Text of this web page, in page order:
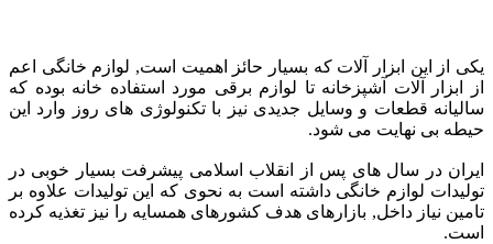
یکی از این ابزار آلات که بسیار حائز اهمیت است, لوازم خانگی اعم
از ابزار آلات آشپزخانه تا لوازم برقی مورد استفاده خانه بوده که
سالیانه قطعات و وسایل جدیدی نیز با تکنولوژی های روز وارد این
حیطه بی نهایت می شود.
ایران در سال های پس از انقلاب اسلامی پیشرفت بسیار خوبی در
تولیدات لوازم خانگی داشته است به نحوی که این تولیدات علاوه بر
تامین نیاز داخل, بازارهای هدف کشورهای همسایه را نیز تغذیه کرده
است.